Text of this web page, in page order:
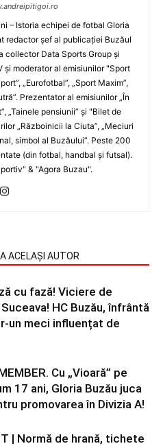
– Istoria echipei de fotbal Gloria
redactor şef al publicaţiei Buzăul
collector Data Sports Group şi
şi moderator al emisiunilor "Sport
„Eurofotbal”, „Sport Maxim”,
Prezentator al emisiunilor „În
„Tainele pensiunii” şi "Bilet de
„Războinicii la Ciuta”, „Meciuri
simbol al Buzăului”. Peste 200
(din fotbal, handbal şi futsal).
& "Agora Buzau".
ACELAȘI AUTOR
cu fază! Viciere de
HC Buzău, înfrântă
un meci influențat de
Cu „Vioară” pe
17 ani, Gloria Buzău juca
promovarea în Divizia A!
| Normă de hrană, tichete